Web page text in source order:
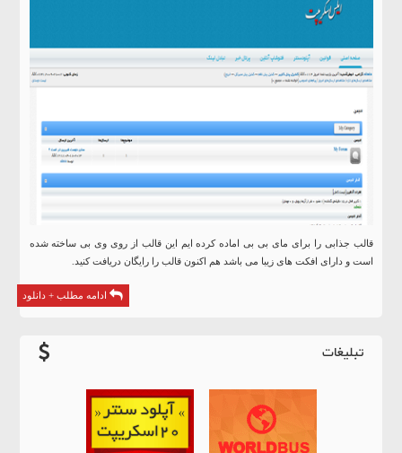
قالب جذابی را برای مای بی بی اماده کرده ایم این قالب از روی وی بی ساخته شده
است و دارای افکت های زیبا می باشد هم اکنون قالب را رایگان دریافت کنید.
ادامه مطلب + دانلود
تبلیغات